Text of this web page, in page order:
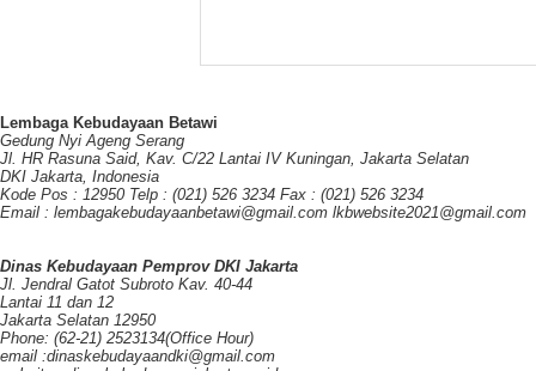
Lembaga Kebudayaan Betawi
Gedung Nyi Ageng Serang
Jl. HR Rasuna Said, Kav. C/22 Lantai IV Kuningan, Jakarta Selatan
DKI Jakarta, Indonesia
Kode Pos : 12950 Telp : (021) 526 3234 Fax : (021) 526 3234
Email : lembagakebudayaanbetawi@gmail.com lkbwebsite2021@gmail.com
Dinas Kebudayaan Pemprov DKI Jakarta
Jl. Jendral Gatot Subroto Kav. 40-44
Lantai 11 dan 12
Jakarta Selatan 12950
Phone: (62-21) 2523134(Office Hour)
email :dinaskebudayaandki@gmail.com